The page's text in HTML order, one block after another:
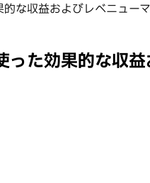
な収益およびレベニュー
た効果的な収